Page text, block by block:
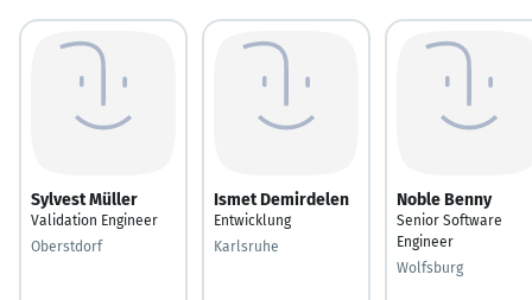
Sylvest Müller
Validation Engineer
Oberstdorf
Ismet Demirdelen
Entwicklung
Karlsruhe
Noble Benny
Senior Software
Engineer
Wolfsburg